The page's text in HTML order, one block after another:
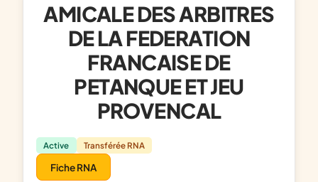
AMICALE DES ARBITRES
DE LA FEDERATION
FRANCAISE DE
PETANQUE ET JEU
PROVENCAL
Active Transférée RNA
Fiche RNA